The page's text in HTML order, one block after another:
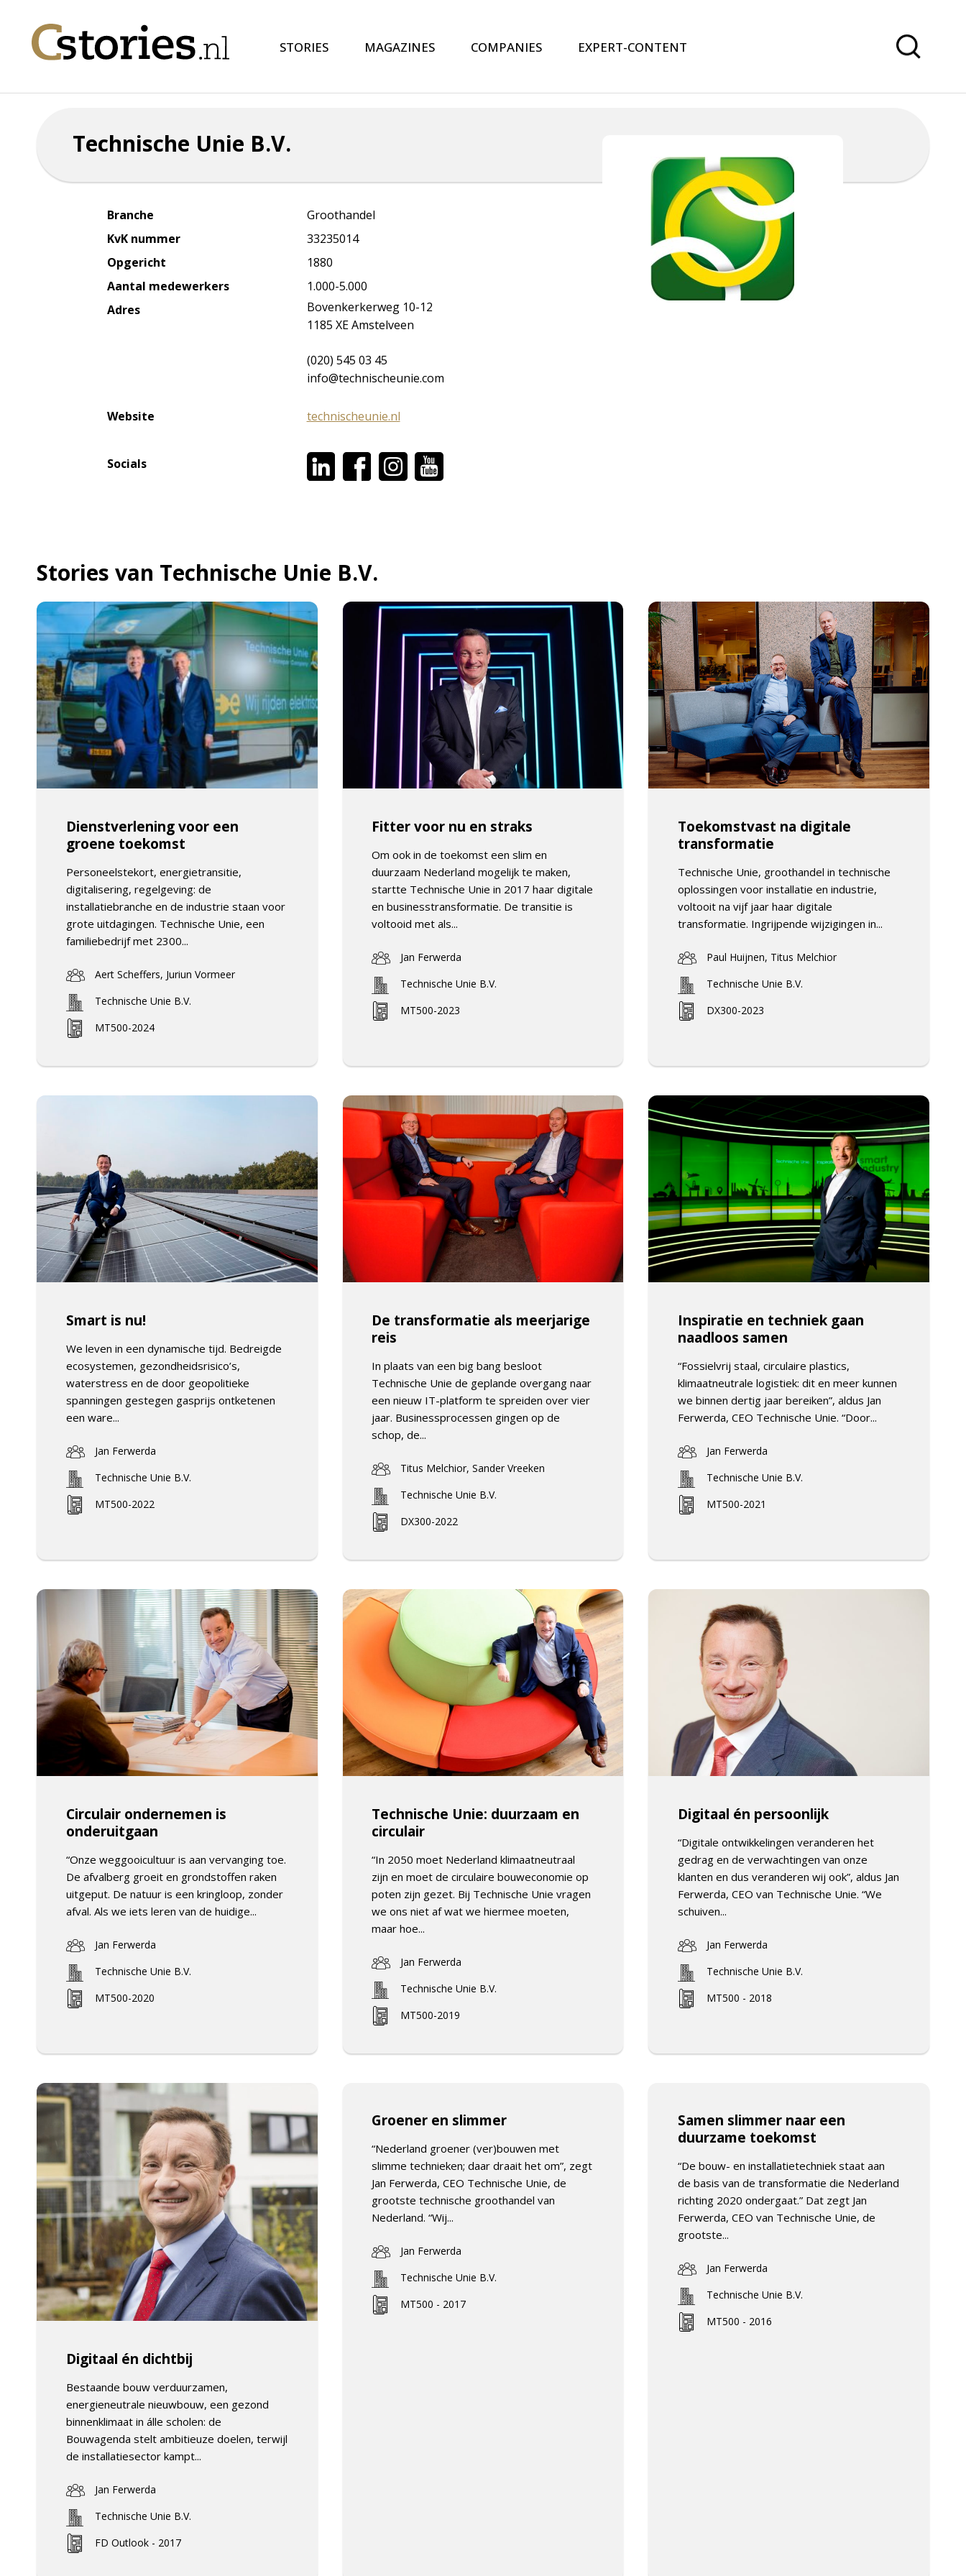
STORIES MAGAZINES COMPANIES EXPERT-CONTENT
Technische Unie B.V.
Branche
Groothandel
KvK nummer
33235014
Opgericht
1880
Aantal medewerkers
1.000-5.000
Adres
Bovenkerkerweg 10-12
1185 XE Amstelveen
(020) 545 03 45
info@technischeunie.com
Website technischeunie.nl
Socials
Stories van Technische Unie B.V.
Dienstverlening voor een
groene toekomst
Personeelstekort, energietransitie,
digitalisering, regelgeving: de
installatiebranche en de industrie staan voor
grote uitdagingen. Technische Unie, een
familiebedrijf met 2300...
Aert Scheffers, Juriun Vormeer
Technische Unie B.V.
MT500-2024
Fitter voor nu en straks
Om ook in de toekomst een slim en
duurzaam Nederland mogelijk te maken,
startte Technische Unie in 2017 haar digitale
en businesstransformatie. De transitie is
voltooid met als...
Jan Ferwerda
Technische Unie B.V.
MT500-2023
Toekomstvast na digitale
transformatie
Technische Unie, groothandel in technische
oplossingen voor installatie en industrie,
voltooit na vijf jaar haar digitale
transformatie. Ingrijpende wijzigingen in...
Paul Huijnen, Titus Melchior
Technische Unie B.V.
DX300-2023
Smart is nu!
We leven in een dynamische tijd. Bedreigde
ecosystemen, gezondheidsrisico’s,
waterstress en de door geopolitieke
spanningen gestegen gasprijs ontketenen
een ware...
Jan Ferwerda
Technische Unie B.V.
MT500-2022
De transformatie als meerjarige
reis
In plaats van een big bang besloot
Technische Unie de geplande overgang naar
een nieuw IT-platform te spreiden over vier
jaar. Businessprocessen gingen op de
schop, de...
Titus Melchior, Sander Vreeken
Technische Unie B.V.
DX300-2022
Inspiratie en techniek gaan
naadloos samen
“Fossielvrij staal, circulaire plastics,
klimaatneutrale logistiek: dit en meer kunnen
we binnen dertig jaar bereiken”, aldus Jan
Ferwerda, CEO Technische Unie. “Door...
Jan Ferwerda
Technische Unie B.V.
MT500-2021
Circulair ondernemen is
onderuitgaan
“Onze weggooicultuur is aan vervanging toe.
De afvalberg groeit en grondstoffen raken
uitgeput. De natuur is een kringloop, zonder
afval. Als we iets leren van de huidige...
Jan Ferwerda
Technische Unie B.V.
MT500-2020
Technische Unie: duurzaam en
circulair
“In 2050 moet Nederland klimaatneutraal
zijn en moet de circulaire bouweconomie op
poten zijn gezet. Bij Technische Unie vragen
we ons niet af wat we hiermee moeten,
maar hoe...
Jan Ferwerda
Technische Unie B.V.
MT500-2019
Digitaal én persoonlijk
“Digitale ontwikkelingen veranderen het
gedrag en de verwachtingen van onze
klanten en dus veranderen wij ook”, aldus Jan
Ferwerda, CEO van Technische Unie. “We
schuiven...
Jan Ferwerda
Technische Unie B.V.
MT500 - 2018
Digitaal én dichtbij
Bestaande bouw verduurzamen,
energieneutrale nieuwbouw, een gezond
binnenklimaat in álle scholen: de
Bouwagenda stelt ambitieuze doelen, terwijl
de installatiesector kampt...
Jan Ferwerda
Technische Unie B.V.
FD Outlook - 2017
Groener en slimmer
“Nederland groener (ver)bouwen met
slimme technieken; daar draait het om”, zegt
Jan Ferwerda, CEO Technische Unie, de
grootste technische groothandel van
Nederland. “Wij...
Jan Ferwerda
Technische Unie B.V.
MT500 - 2017
Samen slimmer naar een
duurzame toekomst
“De bouw- en installatietechniek staat aan
de basis van de transformatie die Nederland
richting 2020 ondergaat.” Dat zegt Jan
Ferwerda, CEO van Technische Unie, de
grootste...
Jan Ferwerda
Technische Unie B.V.
MT500 - 2016